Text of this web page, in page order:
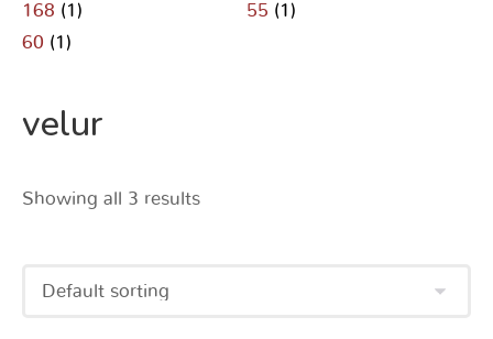
168 (1) 55 (1)
60 (1)
velur
Showing all 3 results